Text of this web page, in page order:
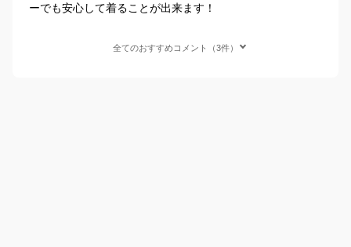
ーでも安心して着ることが出来ます！
全てのおすすめコメント（3件）